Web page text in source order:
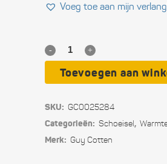
Voeg toe aan mijn
Arctic
Socks
en
Toevoegen aan
SKU: GC0025284
Categorieën: Schoeisel,
Merk: Guy Cotten